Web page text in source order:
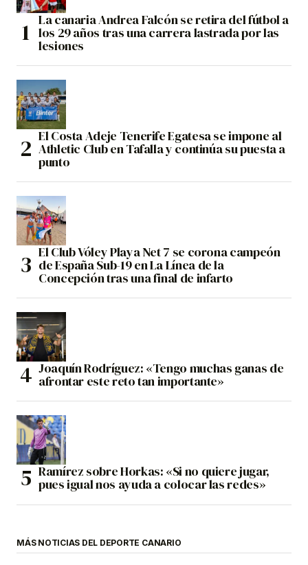
La canaria Andrea Falcón se retira del fútbol a
los 29 años tras una carrera lastrada por las
lesiones
El Costa Adeje Tenerife Egatesa se impone al
Athletic Club en Tafalla y continúa su puesta a
punto
El Club Vóley Playa Net 7 se corona campeón
de España Sub-19 en La Línea de la
Concepción tras una final de infarto
Joaquín Rodríguez: «Tengo muchas ganas de
afrontar este reto tan importante»
Ramírez sobre Horkas: «Si no quiere jugar,
pues igual nos ayuda a colocar las redes»
MÁS NOTICIAS DEL DEPORTE CANARIO